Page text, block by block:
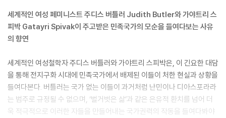
“비판적 지역주의는 민족주의를 넘어서 혹은 민족주의 아래에서 작동하면
서, 동시에 국가와 비슷한 추상적인 구조를 유지할 수 있습니다. 이러한 비
판적 지역주의는 단순히 인권침해를 감시하고 그 사례를 모으거나, 스스로
넘어서, 우리 자신이 실질적인 헌법적 부정의를 바로잡을 수 있게 할 것입
니다.” _가야트리 스피박
--- 본문 중에서
세계적인 여성 페미니스트 주디스 버틀러 Judith Butler와 가야트리 스
피박 Gatayri Spivak이 주고받은 민족국가의 모순을 들여다보는 사유
의 향연
세계적인 여성철학자 주디스 버틀러와 가야트리 스피박은, 이 긴요한 대담
을 통해 전지구화 시대에 민족국가에서 배제된 이들이 처한 현실과 상황을
들여다본다. 버틀러는 국가 없는 이들이 과거처럼 난민이나 디아스포라라
는 범주로 규정될 수 없으며, ‘벌거벗은 삶’과 같은 은유적 환치를 넘어 더
욱 적극적으로 이러한 자들을 만들어내는 국가권력의 작동을 들여다봐야